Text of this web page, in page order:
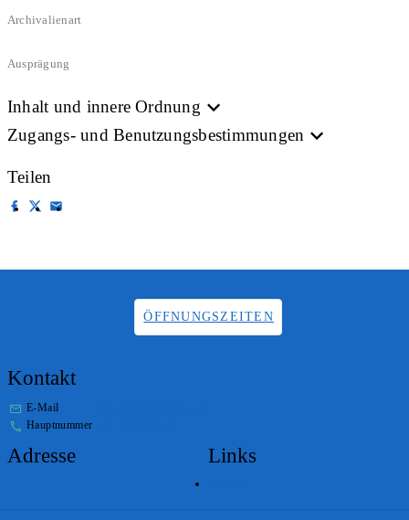
Archivalienart
Ausprägung
Inhalt und innere Ordnung
Zugangs- und Benutzungsbestimmungen
Teilen
ÖFFNUNGSZEITEN
Kontakt
E-Mail
Hauptnummer
Adresse Links